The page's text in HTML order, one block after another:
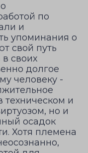
по
и
упоминания о
свой путь
своих
долгое
человеку -
техническом и
но и
осадок
Хотя племена